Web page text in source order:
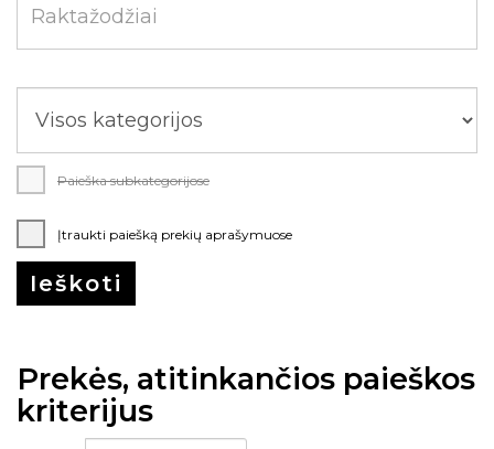
Paieška subkategorijose
Įtraukti paiešką prekių aprašymuose
Prekės, atitinkančios paieškos
kriterijus